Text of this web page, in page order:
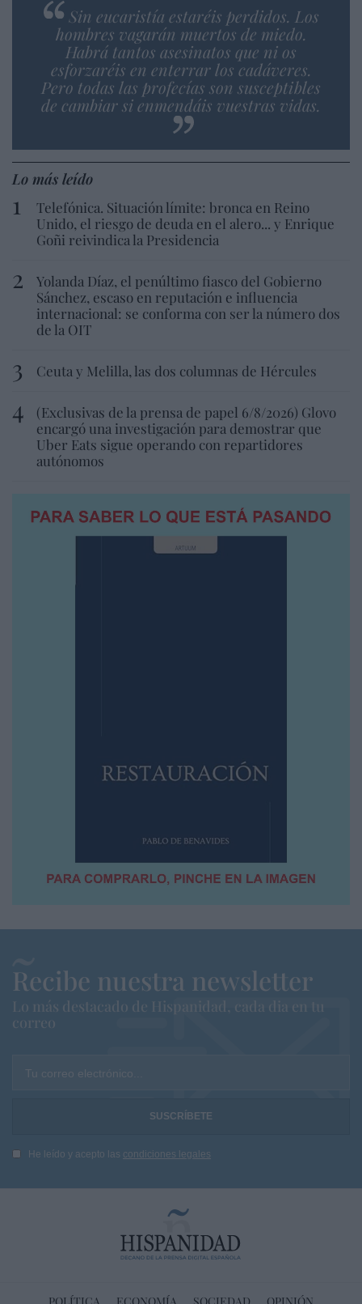
Sin eucaristía estaréis perdidos. Los
hombres vagarán muertos de miedo.
Habrá tantos asesinatos que ni os
esforzaréis en enterrar los cadáveres.
Pero todas las profecías son susceptibles
de cambiar si enmendáis vuestras vidas.
Lo más leído
Telefónica. Situación límite: bronca en Reino
Unido, el riesgo de deuda en el alero... y Enrique
Goñi reivindica la Presidencia
Yolanda Díaz, el penúltimo fiasco del Gobierno
Sánchez, escaso en reputación e influencia
internacional: se conforma con ser la número dos
de la OIT
Ceuta y Melilla, las dos columnas de Hércules
(Exclusivas de la prensa de papel 6/8/2026) Glovo
encargó una investigación para demostrar que
Uber Eats sigue operando con repartidores
autónomos
Recibe nuestra newsletter
Lo más destacado de Hispanidad, cada dia en tu
correo
Tu correo electrónico...
He leído y acepto las condiciones legales
POLÍTICA ECONOMÍA SOCIEDAD OPINIÓN